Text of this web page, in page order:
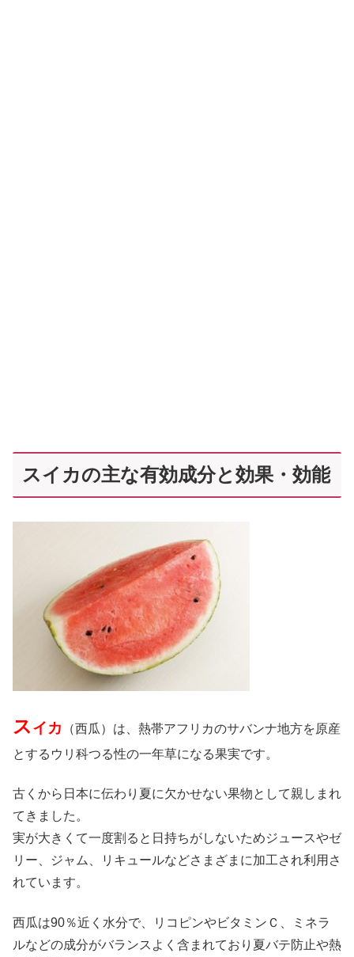
スイカの主な有効成分と効果・効能
スイカ
（西瓜）は、熱帯アフリカのサバンナ地方を原産
とするウリ科つる性の一年草になる果実です。
古くから日本に伝わり夏に欠かせない果物として親しまれ
てきました。
実が大きくて一度割ると日持ちがしないためジュースやゼ
リー、ジャム、リキュールなどさまざまに加工され利用さ
れています。
西瓜は90％近く水分で、リコピンやビタミンＣ、ミネラ
ルなどの成分がバランスよく含まれており夏バテ防止や熱